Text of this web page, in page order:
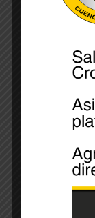
León
vocal